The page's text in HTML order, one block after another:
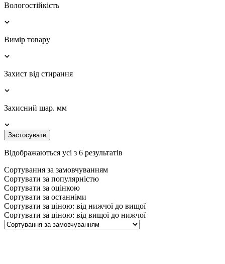
Вологостійкість
Вимір товару
Захист від стирання
Захисний шар. мм
Застосувати
Відображаються усі з 6 результатів
Сортування за замовчуванням
Сортувати за популярністю
Сортувати за оцінкою
Сортувати за останніми
Сортувати за ціною: від нижчої до вищої
Сортувати за ціною: від вищої до нижчої